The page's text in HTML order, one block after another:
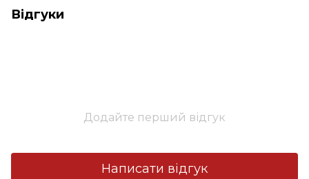
Відгуки
Додайте перший відгук
Написати відгук